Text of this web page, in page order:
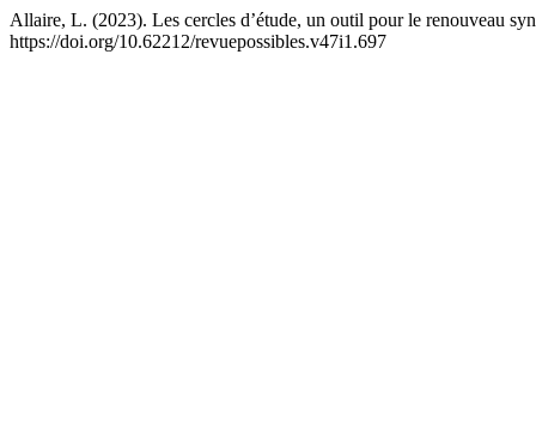
Allaire, L. (2023). Les cercles d’étude, un outil pour le renouveau
https://doi.org/10.62212/revuepossibles.v47i1.697